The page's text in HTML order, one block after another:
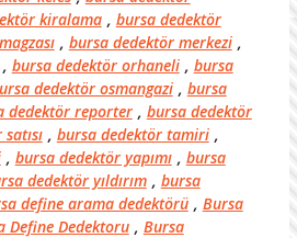
kiralama , bursa dedektör
, bursa dedektör merkezi ,
, bursa dedektör orhaneli , bursa
dedektör osmangazi , bursa
dedektör reporter , bursa dedektör
, bursa dedektör tamiri ,
, bursa dedektör yapımı , bursa
dedektör yıldırım , bursa
define arama dedektörü , Bursa
Define Dedektoru , Bursa